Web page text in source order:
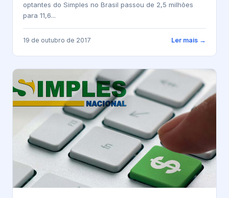
optantes do Simples no Brasil passou de 2,5 milhões
para 11,6...
19 de outubro de 2017 Ler mais →